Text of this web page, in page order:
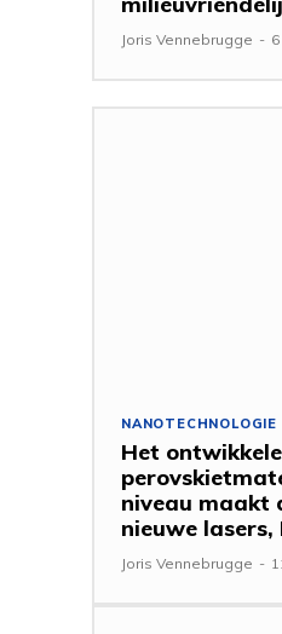
Joris Vennebrugge -
NANOTECHNOLOGIE
Het
niveau maakt
nieuwe lasers,
Joris Vennebrugge -